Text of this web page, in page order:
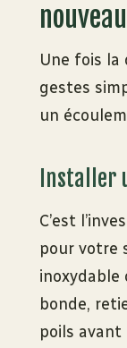
Une fois la
gestes
un
Installer
C’est
pour votre
inoxydable
bonde,
poils avant